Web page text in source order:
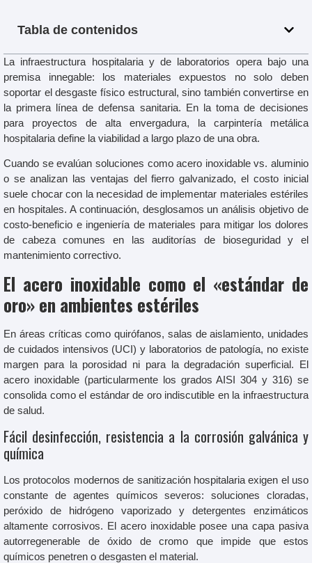
Tabla de contenidos
La infraestructura hospitalaria y de laboratorios opera bajo una
premisa innegable: los materiales expuestos no solo deben
soportar el desgaste físico estructural, sino también convertirse en
la primera línea de defensa sanitaria. En la toma de decisiones
para proyectos de alta envergadura, la carpintería metálica
hospitalaria define la viabilidad a largo plazo de una obra.
Cuando se evalúan soluciones como acero inoxidable vs. aluminio
o se analizan las ventajas del fierro galvanizado, el costo inicial
suele chocar con la necesidad de implementar materiales estériles
en hospitales. A continuación, desglosamos un análisis objetivo de
costo-beneficio e ingeniería de materiales para mitigar los dolores
de cabeza comunes en las auditorías de bioseguridad y el
mantenimiento correctivo.
El acero inoxidable como el «estándar de
oro» en ambientes estériles
En áreas críticas como quirófanos, salas de aislamiento, unidades
de cuidados intensivos (UCI) y laboratorios de patología, no existe
margen para la porosidad ni para la degradación superficial. El
acero inoxidable (particularmente los grados AISI 304 y 316) se
consolida como el estándar de oro indiscutible en la infraestructura
de salud.
Fácil desinfección, resistencia a la corrosión galvánica y
química
Los protocolos modernos de sanitización hospitalaria exigen el uso
constante de agentes químicos severos: soluciones cloradas,
peróxido de hidrógeno vaporizado y detergentes enzimáticos
altamente corrosivos. El acero inoxidable posee una capa pasiva
autorregenerable de óxido de cromo que impide que estos
químicos penetren o desgasten el material.